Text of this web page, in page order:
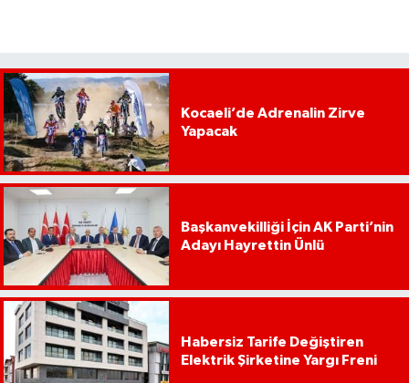
Kocaeli’de Adrenalin Zirve
Yapacak
Başkanvekilliği İçin AK Parti’nin
Adayı Hayrettin Ünlü
Habersiz Tarife Değiştiren
Elektrik Şirketine Yargı Freni